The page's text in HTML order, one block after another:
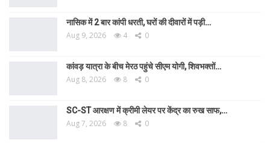
नासिक में 2 बार कांपी धरती, घरों की दीवारों में पड़ी…
Aug 9, 2026 4 0
कांवड़ यात्रा के बीच मेरठ पहुंचे सीएम योगी, शिवभक्तों…
Aug 8, 2026 8 0
SC-ST आरक्षण में क्रीमी लेयर पर केंद्र का रुख साफ,…
Aug 7, 2026 8 0